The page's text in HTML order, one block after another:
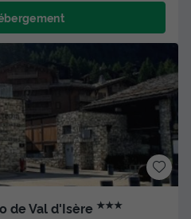
de Val d'Isère ★★★